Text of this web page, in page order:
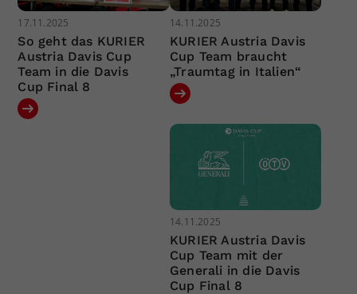
17.11.2025
So geht das KURIER
Austria Davis Cup
Team in die Davis
Cup Final 8
14.11.2025
KURIER Austria Davis
Cup Team braucht
„Traumtag in Italien“
14.11.2025
KURIER Austria Davis
Cup Team mit der
Generali in die Davis
Cup Final 8